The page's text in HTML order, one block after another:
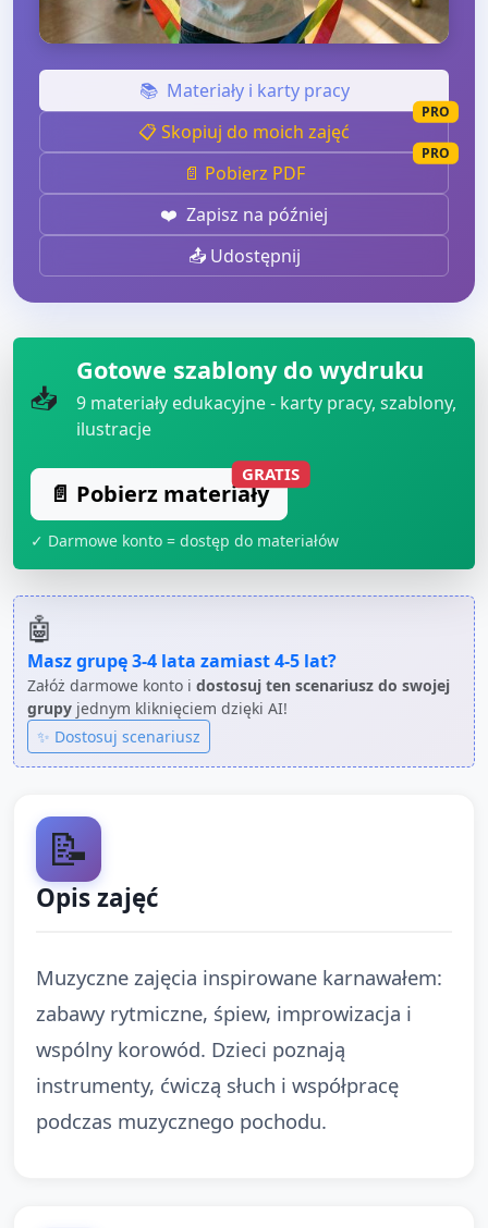
📚 Materiały i karty pracy
📋 Skopiuj do moich zajęć
PRO
📄 Pobierz PDF
PRO
❤️ Zapisz na później
📤 Udostępnij
📥
Gotowe szablony do wydruku
9 materiały edukacyjne - karty pracy, szablony,
ilustracje
📄 Pobierz materiały
GRATIS
✓ Darmowe konto = dostęp do materiałów
🤖
Masz grupę3-4 lata zamiast4-5 lat?
Załóż darmowe konto i dostosuj ten scenariusz do swojej
grupy jednym kliknięciem dzięki AI!
✨ Dostosuj scenariusz
📝
Opis zajęć
Muzyczne zajęcia inspirowane karnawałem:
zabawy rytmiczne, śpiew, improwizacja i
wspólny korowód. Dzieci poznają
instrumenty, ćwiczą słuch i współpracę
podczas muzycznego pochodu.